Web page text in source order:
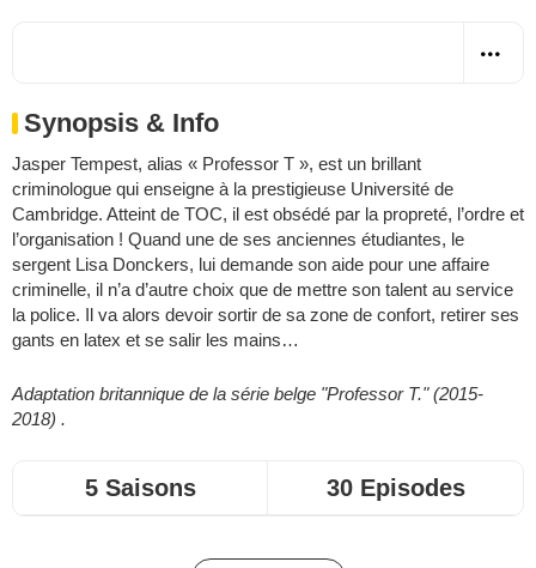
Synopsis & Info
Jasper Tempest, alias « Professor T », est un brillant
criminologue qui enseigne à la prestigieuse Université de
Cambridge. Atteint de TOC, il est obsédé par la propreté, l’ordre et
l’organisation ! Quand une de ses anciennes étudiantes, le
sergent Lisa Donckers, lui demande son aide pour une affaire
criminelle, il n’a d’autre choix que de mettre son talent au service
la police. Il va alors devoir sortir de sa zone de confort, retirer ses
gants en latex et se salir les mains…
Adaptation britannique de la série belge "Professor T." (2015-
2018) .
5 Saisons 30 Episodes